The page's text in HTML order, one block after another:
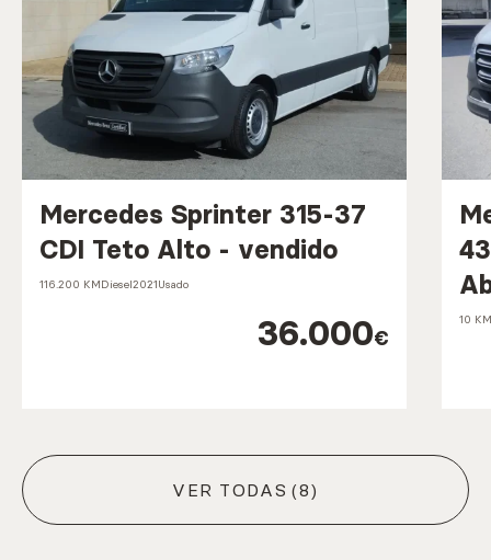
Mercedes Sprinter 315-37
CDI Teto Alto - vendido
116.200 KMDiesel2021Usado
36.000€
10
VER TODAS (8)